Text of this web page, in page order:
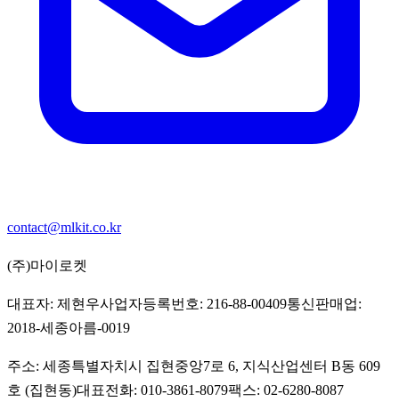
contact@mlkit.co.kr
(주)마이로켓
대표자: 제현우사업자등록번호: 216-88-00409통신판매업:
2018-세종아름-0019
주소: 세종특별자치시 집현중앙7로 6, 지식산업센터 B동 609
호 (집현동)대표전화: 010-3861-8079팩스: 02-6280-8087